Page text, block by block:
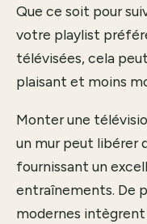
Que ce soit pour
votre playlist
télévisées, cela
plaisant et moins
Monter une
un mur peut libérer
fournissant un
entraînements. De
modernes